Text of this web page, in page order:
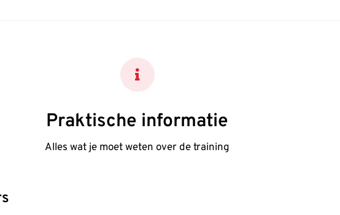
Praktische informatie
Alles wat je moet weten over de training